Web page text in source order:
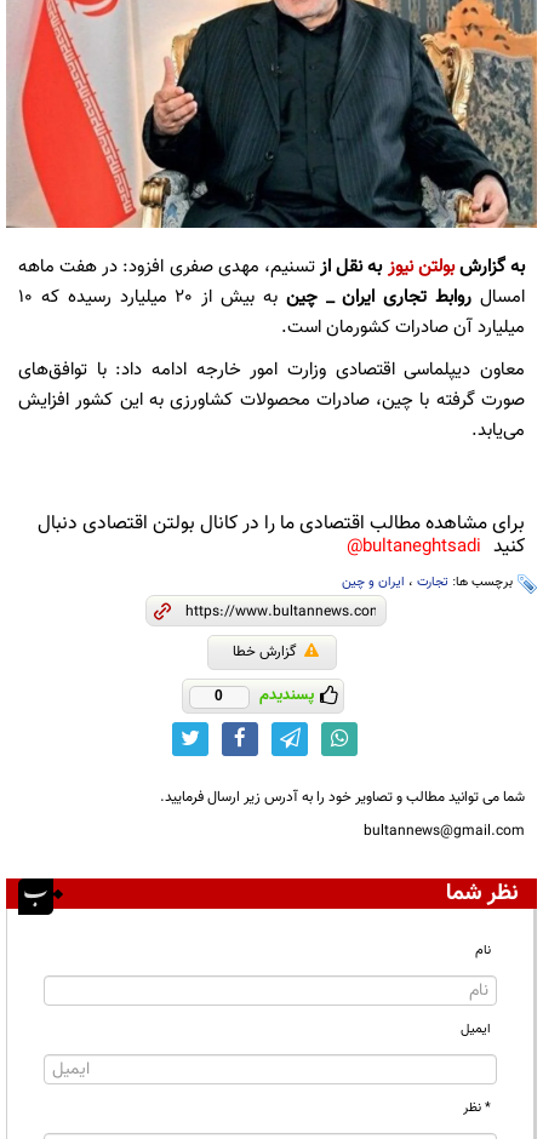
به گزارشبولتن نیوزبه نقل ازتسنیم، مهدی صفری افزود: در هفت ماهه
امسال روابط تجاری ایران _ چین
به بیش از 20 میلیارد رسیده که 10
میلیارد آن صادرات کشورمان است.
معاون دیپلماسی اقتصادی وزارت امور خارجه ادامه داد: با توافق‌های
صورت گرفته با چین، صادرات محصولات کشاورزی به این کشور افزایش
می‌یابد.
برای مشاهده مطالب اقتصادی ما را در کانال بولتن اقتصادی دنبال
کنید bultaneghtsadi@
برچسب ها: تجارت ، ایران و چین
گزارش خطا
پسندیدم 0
شما می توانید مطالب و تصاویر خود را به آدرس زیر ارسال فرمایید.
bultannews@gmail.com
نظر شما
نام
ایمیل
* نظر